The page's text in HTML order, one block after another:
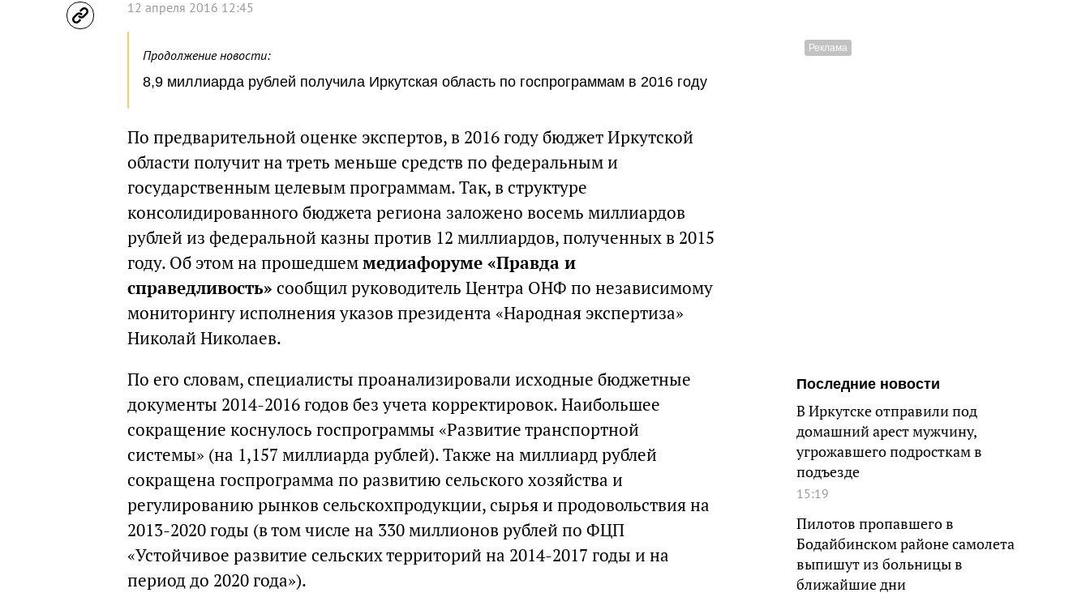
12 апреля 2016 12:45
Продолжение новости:
8,9 миллиарда рублей получила Иркутская область по госпрограммам в 2016 году
По предварительной оценке экспертов, в 2016 году бюджет Иркутской
области получит на треть меньше средств по федеральным и
государственным целевым программам. Так, в структуре
консолидированного бюджета региона заложено восемь миллиардов
рублей из федеральной казны против 12 миллиардов, полученных в 2015
году. Об этом на прошедшеммедиафоруме «Правда и
справедливость» сообщил руководитель Центра ОНФ по независимому
мониторингу исполнения указов президента «Народная экспертиза»
Николай Николаев.
По его словам, специалисты проанализировали исходные бюджетные
документы 2014-2016 годов без учета корректировок. Наибольшее
сокращение коснулось госпрограммы «Развитие транспортной
системы» (на 1,157 миллиарда рублей). Также на миллиард рублей
сокращена госпрограмма по развитию сельского хозяйства и
регулированию рынков сельскохпродукции, сырья и продовольствия на
2013-2020 годы (в том числе на 330 миллионов рублей по ФЦП
«Устойчивое развитие сельских территорий на 2014-2017 годы и на
период до 2020 года»).
Последние новости
В Иркутске отправили под
домашний арест мужчину,
угрожавшего подросткам в
подъезде
15:19
Пилотов пропавшего в
Бодайбинском районе самолета
выпишут из больницы в
ближайшие дни